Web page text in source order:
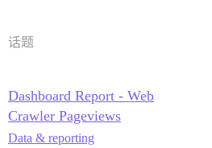
话题
Dashboard Report - Web
Crawler Pageviews
Data & reporting